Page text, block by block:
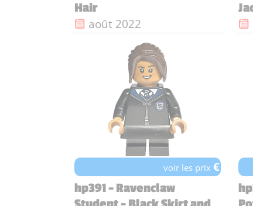
Hair
Date de sortie :
août 2022
voir les prix€
hp391 - Ravenclaw